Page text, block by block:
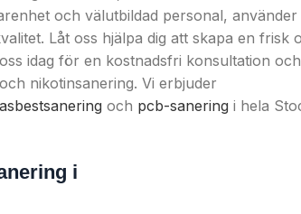
och välutbildad personal,
Låt oss hjälpa dig att skapa en frisk
idag för en kostnadsfri konsultation
nikotinsanering. Vi erbjuder
asbestsanering och pcb-sanering i hela
i